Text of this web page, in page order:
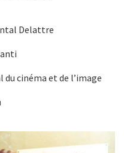
Delattre
cinéma et de l’image